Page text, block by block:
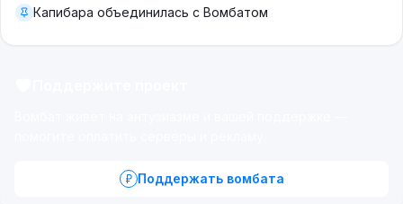
Капибара объединилась с Вомбатом
Поддержать вомбата